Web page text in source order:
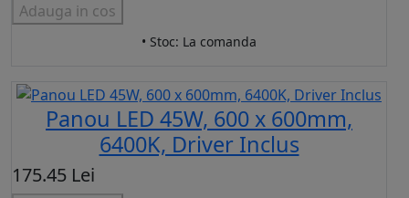
Adauga in cos
• Stoc: La comanda
Panou LED 45W, 600 x 600mm,
6400K, Driver Inclus
175.45 Lei